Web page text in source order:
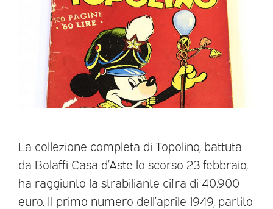
La collezione completa di Topolino, battuta
da Bolaffi Casa d’Aste lo scorso 23 febbraio,
ha raggiunto la strabiliante cifra di 40.900
euro. Il primo numero dell’aprile 1949, partito